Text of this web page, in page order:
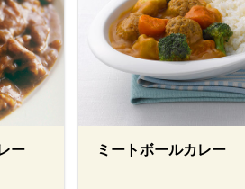
ー ミートボールカレー